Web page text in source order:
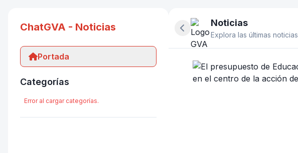
ChatGVA - Noticias
Portada
Categorías
Error al cargar categorías.
Ocultar panel lateral
Noticias
Explora las últimas noticias